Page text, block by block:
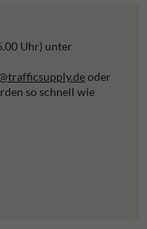
Uhr) unter
oder
so schnell wie